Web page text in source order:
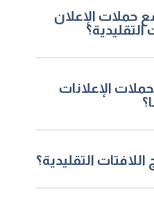
حملات الإعلان
التقليدية؟
الإعلانات
التقليدية؟